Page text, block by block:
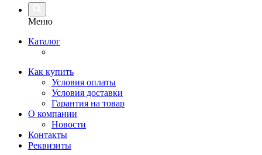
Меню
Каталог
Как купить
Условия оплаты
Условия доставки
Гарантия на товар
О компании
Новости
Контакты
Реквизиты